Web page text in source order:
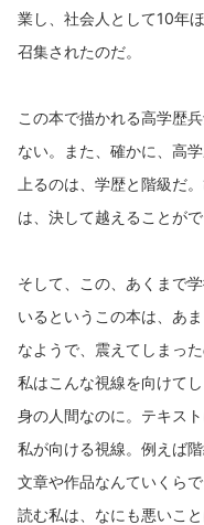
業し、社会人として10年
召集されたのだ。
この本で描かれる高学歴
ない。また、確かに、高
上るのは、学歴と階級だ
は、決して越えることが
そして、この、あくまで
いるというこの本は、あ
なようで、震えてしまっ
私はこんな視線を向けて
身の人間なのに。テキス
私が向ける視線。例えば
文章や作品なんていくら
読む私は、なにも悪いこ